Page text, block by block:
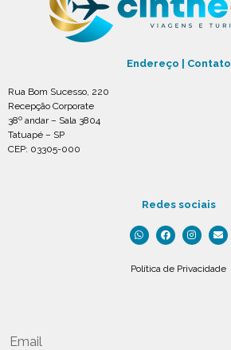
Endereço | Contato
Rua Bom Sucesso, 220
Recepção Corporate
38º andar – Sala 3804
Tatuapé – SP
CEP: 03305-000
Redes sociais
Política de Privacidade
Email